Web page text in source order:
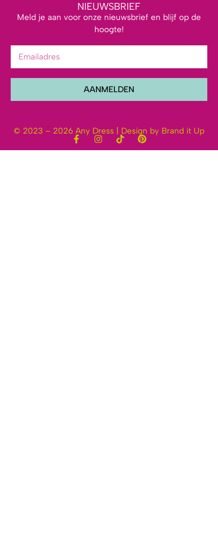
NIEUWSBRIEF
Meld je aan voor onze nieuwsbrief en blijf op de
hoogte!
AANMELDEN
© 2023 – 2026 Any Dress | Design by Brand it Up